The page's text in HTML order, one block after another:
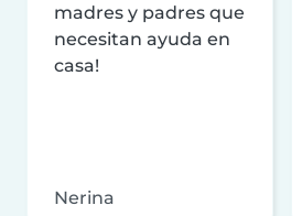
madres y padres que
necesitan ayuda en
casa!
Nerina